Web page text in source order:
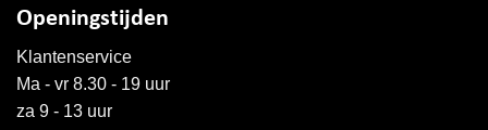
Openingstijden
Klantenservice
Ma - vr 8.30 - 19 uur
za 9 - 13 uur